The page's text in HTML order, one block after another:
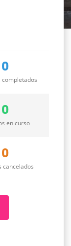
0
completados
0
en curso
0
cancelados